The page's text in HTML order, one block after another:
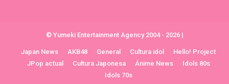
© Yumeki Entertainment Agency 2004 - 2026 |
Japan News AKB48 General Cultura idol
Hello! Project
JPop actual
Cultura Japonesa Ánime News
Idols 80s
Idols 70s